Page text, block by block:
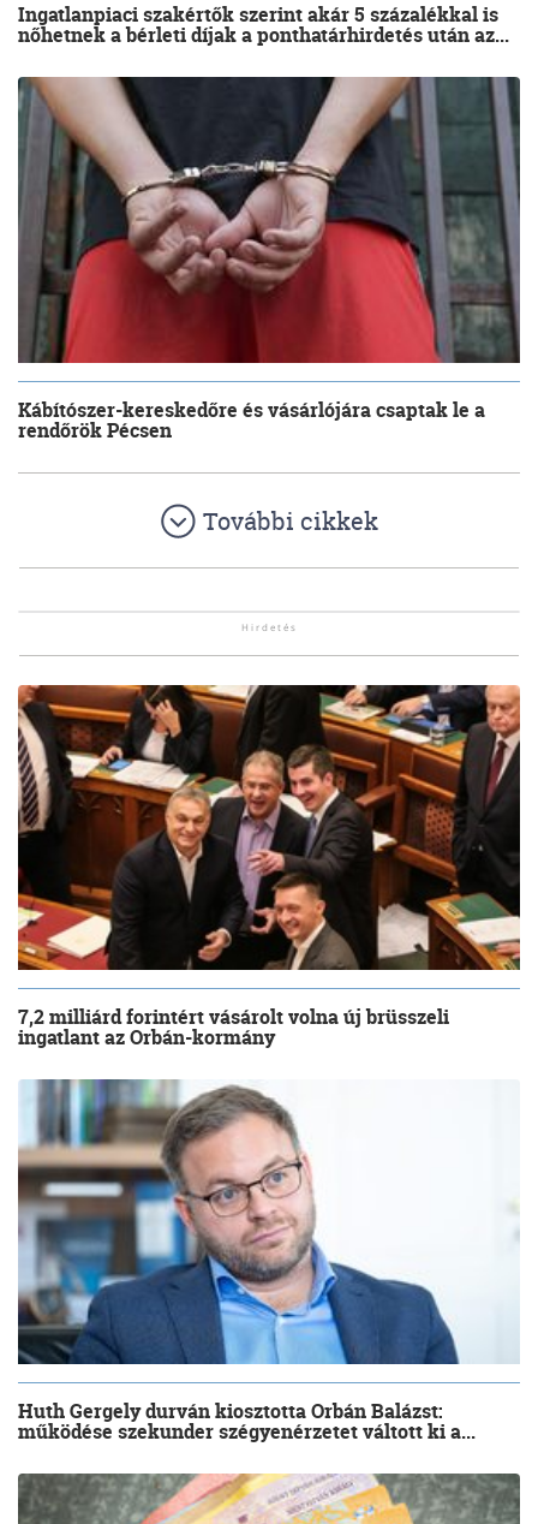
Ingatlanpiaci szakértők szerint akár 5 százalékkal is
nőhetnek a bérleti díjak a ponthatárhirdetés után az...
Kábítószer-kereskedőre és vásárlójára csaptak le a
rendőrök Pécsen
További cikkek
7,2 milliárd forintért vásárolt volna új brüsszeli
ingatlant az Orbán-kormány
Huth Gergely durván kiosztotta Orbán Balázst:
működése szekunder szégyenérzetet váltott ki a...